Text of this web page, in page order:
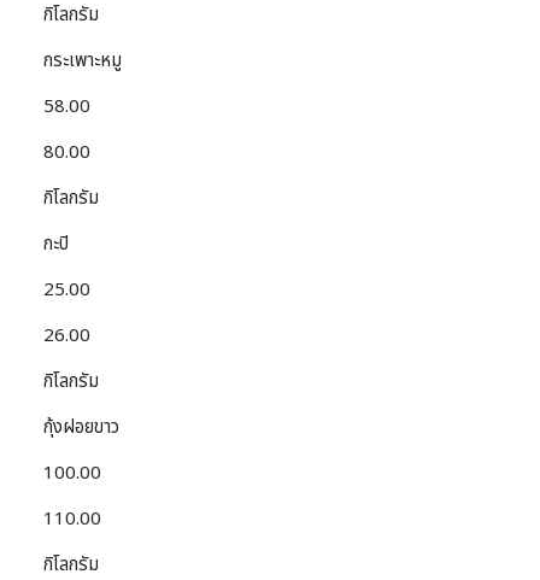
กิโลกรัม
กระเพาะหมู
58.00
80.00
กิโลกรัม
กะปิ
25.00
26.00
กิโลกรัม
กุ้งฝอยขาว
100.00
110.00
กิโลกรัม